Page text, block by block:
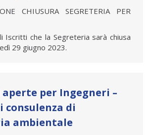
CHIUSURA SEGRETERIA PER
Iscritti che la Segreteria sarà chiusa
29 giugno 2023.
aperte per Ingegneri –
consulenza di
ambientale